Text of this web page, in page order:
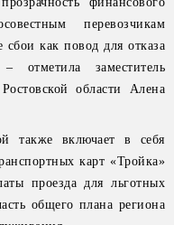
перевозчикам
сбои как повод для отказа
отметила заместитель
области Алена
также включает в себя
карт «Тройка»
проезда для льготных
общего плана региона